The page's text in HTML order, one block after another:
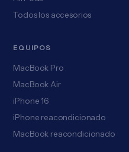
Todos los accesorios
EQUIPOS
MacBook Pro
MacBook Air
iPhone 16
iPhone reacondicionado
MacBook reacondicionado